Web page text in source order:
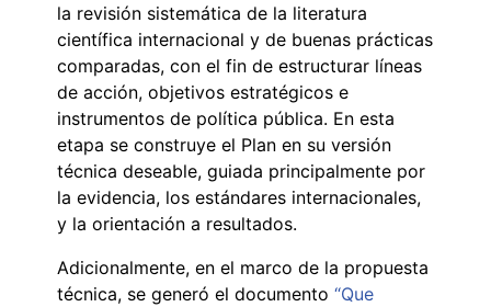
la revisión sistemática de la literatura
científica internacional y de buenas prácticas
comparadas, con el fin de estructurar líneas
de acción, objetivos estratégicos e
instrumentos de política pública. En esta
etapa se construye el Plan en su versión
técnica deseable, guiada principalmente por
la evidencia, los estándares internacionales,
y la orientación a resultados.
Adicionalmente, en el marco de la propuesta
técnica, se generó el documento “Que